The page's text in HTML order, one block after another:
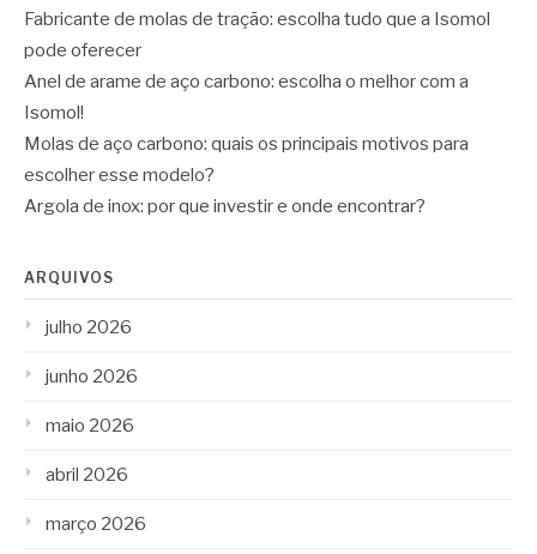
Fabricante de molas de tração: escolha tudo que a Isomol
pode oferecer
Anel de arame de aço carbono: escolha o melhor com a
Isomol!
Molas de aço carbono: quais os principais motivos para
escolher esse modelo?
Argola de inox: por que investir e onde encontrar?
ARQUIVOS
julho 2026
junho 2026
maio 2026
abril 2026
março 2026